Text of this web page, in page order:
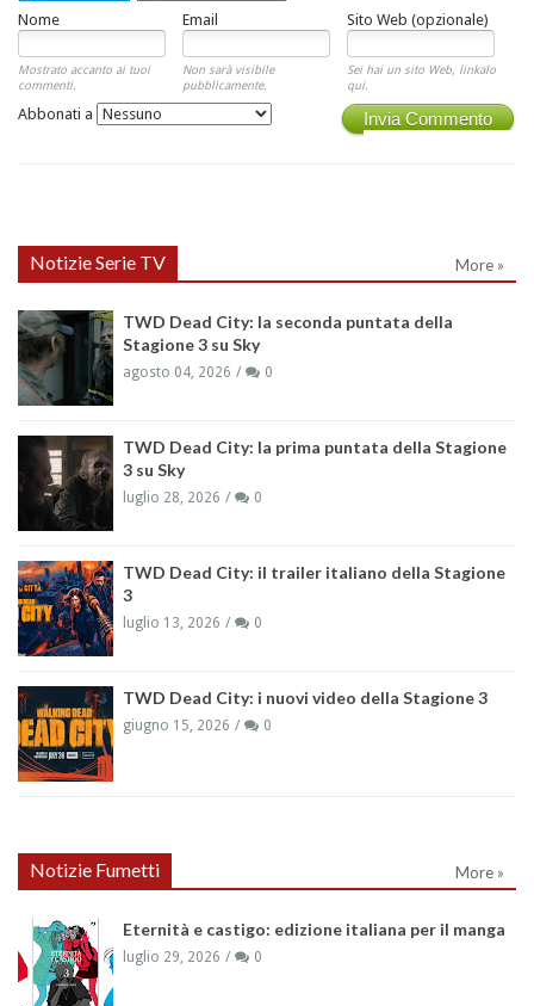
Nome Email Sito Web (opzionale)
Mostrato accanto ai tuoi
commenti.
Non sarà visibile
pubblicamente.
Sei hai un sito Web, linkalo
qui.
Invia Commento
Abbonati a
Notizie Serie TV More »
TWD Dead City: la seconda puntata della
Stagione 3 su Sky
agosto 04, 2026 0
TWD Dead City: la prima puntata della Stagione
3 su Sky
luglio 28, 2026 0
TWD Dead City: il trailer italiano della Stagione
3
luglio 13, 2026 0
TWD Dead City: i nuovi video della Stagione 3
giugno 15, 2026 0
Notizie Fumetti More »
Eternità e castigo: edizione italiana per il manga
luglio 29, 2026 0